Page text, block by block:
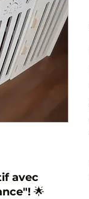
avec
🌟